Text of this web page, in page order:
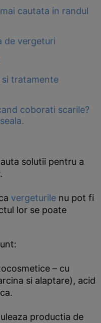
cautata in randul
de vergeturi
tratamente
coborati scarile?
solutii pentru a
vergeturile nu pot fi
lor se poate
– cu
si alaptare), acid
productia de